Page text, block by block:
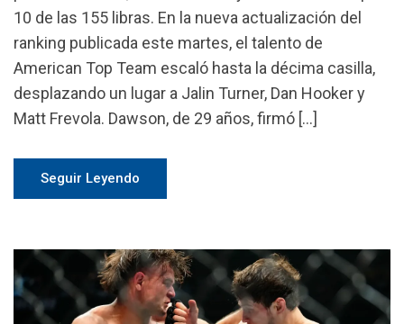
10 de las 155 libras. En la nueva actualización del
ranking publicada este martes, el talento de
American Top Team escaló hasta la décima casilla,
desplazando un lugar a Jalin Turner, Dan Hooker y
Matt Frevola. Dawson, de 29 años, firmó […]
Seguir Leyendo